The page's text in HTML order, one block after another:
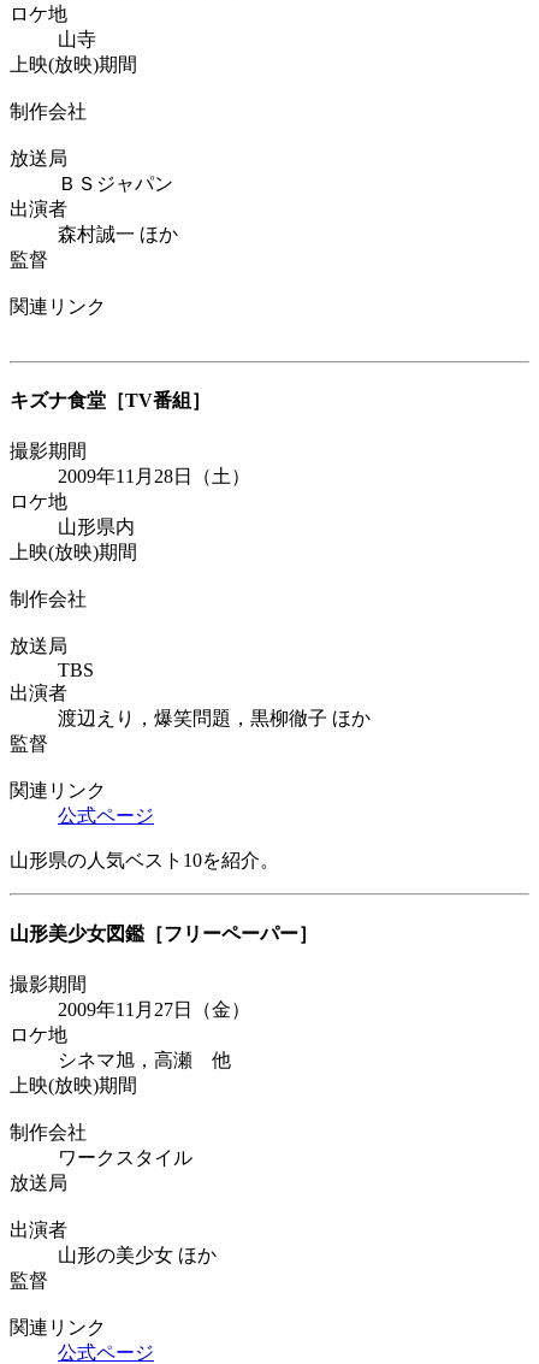
ロケ地
山寺
上映(放映)期間
制作会社
放送局
ＢＳジャパン
出演者
森村誠一 ほか
監督
関連リンク
キズナ食堂 ［TV番組］
撮影期間
2009年11月28日（土）
ロケ地
山形県内
上映(放映)期間
制作会社
放送局
TBS
出演者
渡辺えり，爆笑問題，黒柳徹子 ほか
監督
関連リンク
公式ページ
山形県の人気ベスト10を紹介。
山形美少女図鑑 ［フリーペーパー］
撮影期間
2009年11月27日（金）
ロケ地
シネマ旭，高瀬 他
上映(放映)期間
制作会社
ワークスタイル
放送局
出演者
山形の美少女 ほか
監督
関連リンク
公式ページ